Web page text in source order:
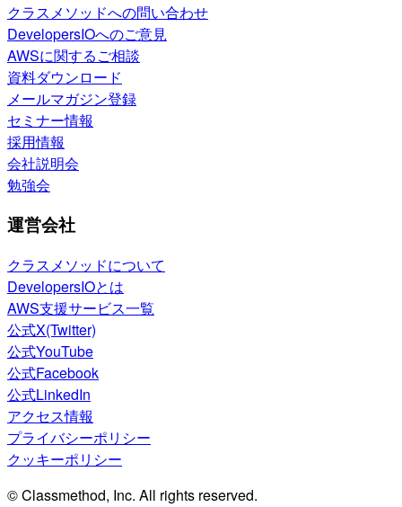
クラスメソッドへの問い合わせ
DevelopersIOへのご意見
AWSに関するご相談
資料ダウンロード
メールマガジン登録
セミナー情報
採用情報
会社説明会
勉強会
運営会社
クラスメソッドについて
DevelopersIOとは
AWS支援サービス一覧
公式X(Twitter)
公式YouTube
公式Facebook
公式LinkedIn
アクセス情報
プライバシーポリシー
クッキーポリシー
© Classmethod, Inc. All rights reserved.